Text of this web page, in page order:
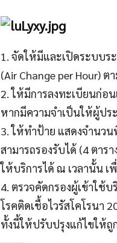
1. จัดให้มีและเปิดระบบร
(Air Change per Hour)
2. ให้มีการลงทะเบียนก่อ
หากมีความจําเป็นให้ผู้ป
3. ให้ทําป้าย แสดงจํานว
สามารถรองรับได้ (4 ตาร
ให้บริการได้ ณ เวลานั้น เ
4. ตรวจคัดกรองผู้เข้าใช้
โรคติดเชื้อไวรัสโคโรนา
ทั้งนี้ให้ปรับปรุงแก้ไขให้ถู